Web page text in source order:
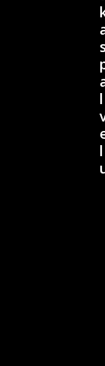
l
l